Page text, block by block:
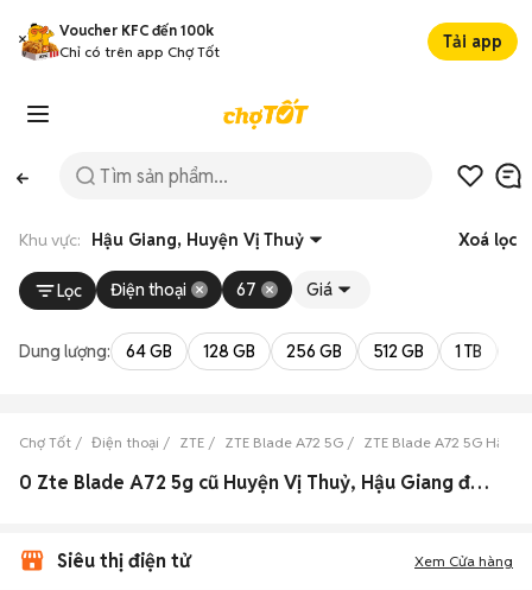
Voucher KFC đến 100k
Chỉ có trên app Chợ Tốt
Tải app
Khu vực: Hậu Giang, Huyện Vị Thuỷ Xoá lọc
Lọc Điện thoại 67 Giá
Dung lượng: 64 GB 128 GB 256 GB 512 GB 1 TB
Chợ Tốt Điện thoại ZTE ZTE Blade A72 5G ZTE Blade A72 5G Hậu
0 Zte Blade A72 5g cũ Huyện Vị Thuỷ, Hậu Giang đẹp
Siêu thị điện tử Xem Cửa hàng